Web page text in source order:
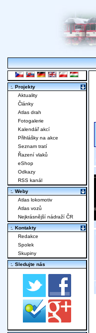
:. Projekty
Aktuality
Články
Atlas drah
Fotogalerie
Kalendář akcí
Přihlášky na akce
Seznam tratí
Řazení vlaků
eShop
Odkazy
RSS kanál
:. Weby
Atlas lokomotiv
Atlas vozů
Nejkrásnější nádraží ČR
:. Kontakty
Redakce
Spolek
Skupiny
:. Sledujte nás